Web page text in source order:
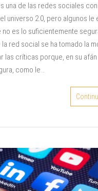
una de las redes sociales
universo 2.0, pero algunos le
no es lo suficientemente
red social se ha tomado la
las críticas porque, en su
como le…